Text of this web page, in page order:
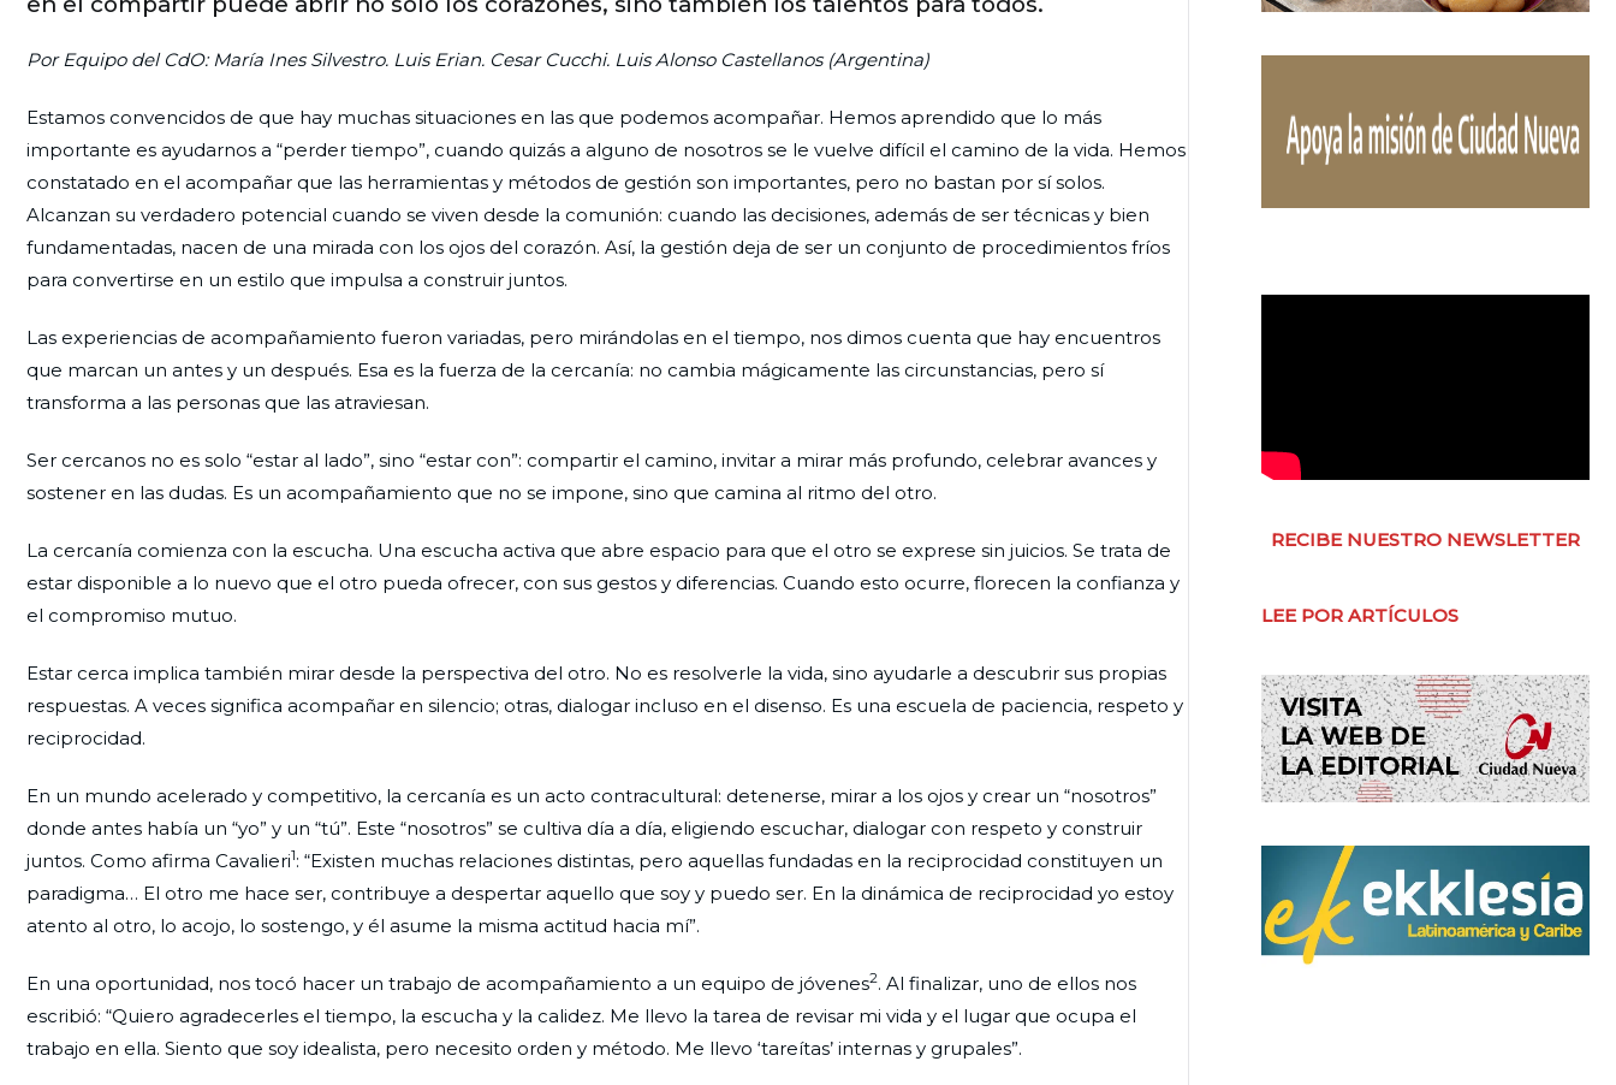
Por Equipo del CdO: María Ines Silvestro. Luis Erian. Cesar Cucchi. Luis Alonso Castellanos (Argentina)
Estamos convencidos de que hay muchas situaciones en las que podemos acompañar. Hemos aprendido que lo más
importante es ayudarnos a “perder tiempo”, cuando quizás a alguno de nosotros se le vuelve difícil el camino de la vida. Hemos
constatado en el acompañar que las herramientas y métodos de gestión son importantes, pero no bastan por sí solos.
Alcanzan su verdadero potencial cuando se viven desde la comunión: cuando las decisiones, además de ser técnicas y bien
fundamentadas, nacen de una mirada con los ojos del corazón. Así, la gestión deja de ser un conjunto de procedimientos fríos
para convertirse en un estilo que impulsa a construir juntos.
Las experiencias de acompañamiento fueron variadas, pero mirándolas en el tiempo, nos dimos cuenta que hay encuentros
que marcan un antes y un después. Esa es la fuerza de la cercanía: no cambia mágicamente las circunstancias, pero sí
transforma a las personas que las atraviesan.
Ser cercanos no es solo “estar al lado”, sino “estar con”: compartir el camino, invitar a mirar más profundo, celebrar avances y
sostener en las dudas. Es un acompañamiento que no se impone, sino que camina al ritmo del otro.
La cercanía comienza con la escucha. Una escucha activa que abre espacio para que el otro se exprese sin juicios. Se trata de
estar disponible a lo nuevo que el otro pueda ofrecer, con sus gestos y diferencias. Cuando esto ocurre, florecen la confianza y
el compromiso mutuo.
Estar cerca implica también mirar desde la perspectiva del otro. No es resolverle la vida, sino ayudarle a descubrir sus propias
respuestas. A veces significa acompañar en silencio; otras, dialogar incluso en el disenso. Es una escuela de paciencia, respeto y
reciprocidad.
En un mundo acelerado y competitivo, la cercanía es un acto contracultural: detenerse, mirar a los ojos y crear un “nosotros”
donde antes había un “yo” y un “tú”. Este “nosotros” se cultiva día a día, eligiendo escuchar, dialogar con respeto y construir
juntos. Como afirma Cavalieri1: “Existen muchas relaciones distintas, pero aquellas fundadas en la reciprocidad constituyen un
paradigma… El otro me hace ser, contribuye a despertar aquello que soy y puedo ser. En la dinámica de reciprocidad yo estoy
atento al otro, lo acojo, lo sostengo, y él asume la misma actitud hacia mí”.
En una oportunidad, nos tocó hacer un trabajo de acompañamiento a un equipo de jóvenes2. Al finalizar, uno de ellos nos
escribió: “Quiero agradecerles el tiempo, la escucha y la calidez. Me llevo la tarea de revisar mi vida y el lugar que ocupa el
trabajo en ella. Siento que soy idealista, pero necesito orden y método. Me llevo ‘tareítas’ internas y grupales”.
RECIBE NUESTRO NEWSLETTER
LEE POR ARTÍCULOS